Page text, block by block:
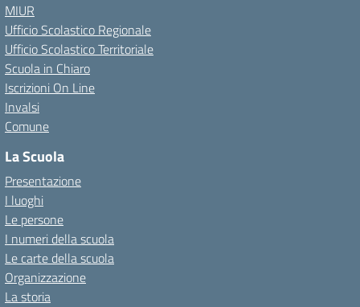
MIUR
Ufficio Scolastico Regionale
Ufficio Scolastico Territoriale
Scuola in Chiaro
Iscrizioni On Line
Invalsi
Comune
La Scuola
Presentazione
I luoghi
Le persone
I numeri della scuola
Le carte della scuola
Organizzazione
La storia